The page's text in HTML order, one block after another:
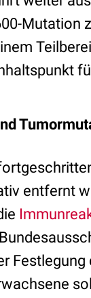
Mutation
entfernt
Festlegung